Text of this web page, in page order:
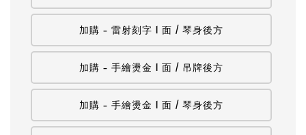
加購 - 雷射刻字 1 面 / 琴身後方
加購 - 手繪燙金 1 面 / 吊牌後方
加購 - 手繪燙金 1 面 / 琴身後方